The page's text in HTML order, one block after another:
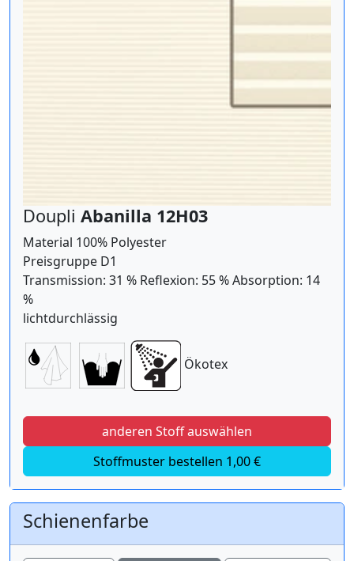
Doupli Abanilla 12H03
Material 100% Polyester
Preisgruppe D1
Transmission: 31 % Reflexion: 55 % Absorption: 14
%
lichtdurchlässig
Ökotex
anderen Stoff auswählen
Stoffmuster bestellen 1,00 €
Schienenfarbe